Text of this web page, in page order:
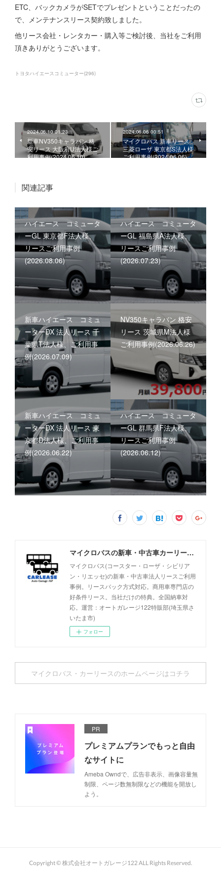
ETC、バックカメラがSETでプレゼントということだったの
で、メンテナンスリース契約致しました。
他リース会社・レンタカー・購入等ご検討後、当社をご利用
頂きありがとうございます。
トヨタハイエースコミューター(296)
2024.06.10 01:23
新車NV350キャラバン 格
安リース 大阪府U法人様ご
利用事例(2024.06.10)
2024.06.06 00:51
マイクロバス 新車リース
三菱ローザ 東京都S法人様
ご利用事例(2024.06.06)
関連記事
ハイエース コミュータ
ーGL 東京都F法人様、
リースご利用事例
(2026.08.06)
ハイエース コミュータ
ーGL 福島県A法人様、
リースご利用事例
(2026.07.23)
新車ハイエース コミュ
ーターDX 法人リース 千
葉県T法人様、ご利用事
例(2026.07.09)
NV350キャラバン 格安
リース 茨城県M法人様
ご利用事例(2026.06.26)
新車ハイエース コミュ
ーターDX 法人リース 東
京都D法人様、ご利用事
例(2026.06.22)
ハイエース コミュータ
ーGL 群馬県F法人様、
リースご利用事例
(2026.06.12)
マイクロバスの新車・中古車カーリース事例 - オートガレージ122
マイクロバス(コースター・ローザ・シビリア
ン・リエッセ)の新車・中古車法人リースご利用
事例。リースバック方式対応。商用車専門店の
好条件リース。当社だけの特典。全国納車対
応。運営：オートガレージ122特販部(埼玉県さ
いたま市)
フォロー
マイクロバス・カーリースのホームページはコチラ
PR
プレミアムプランでもっと自由
なサイトに
Ameba Owndで、広告非表示、画像容量無
制限、ページ数無制限などの機能を開放し
よう。
Copyright © 株式会社オートガレージ122 ALL Rights Reserved.